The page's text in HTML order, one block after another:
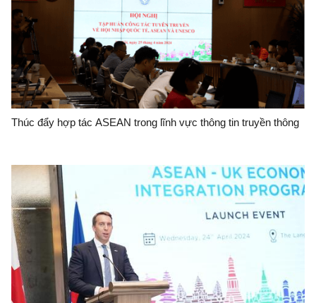
Thúc đẩy hợp tác ASEAN trong lĩnh vực thông tin truyền thông